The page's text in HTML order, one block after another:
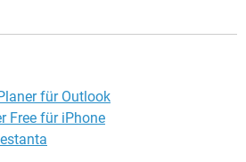
für Outlook
Free für iPhone